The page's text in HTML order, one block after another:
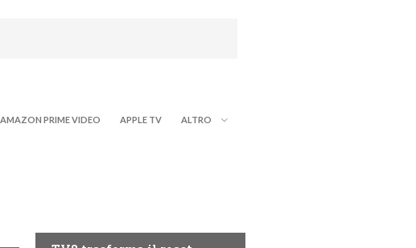
AMAZON PRIME VIDEO APPLE TV ALTRO